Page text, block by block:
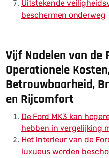
Uitstekende
beschermen onderweg
Vijf Nadelen van de
Operationele
Betrouwbaarheid,
en Rijcomfort
De Ford MK3 kan
hebben in vergelijking
Het interieur van de
luxueus worden